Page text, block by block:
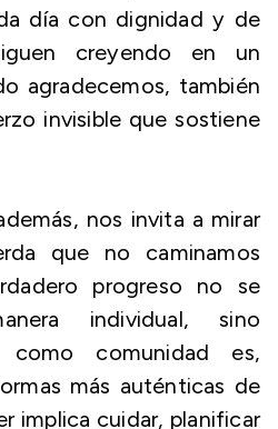
día con dignidad y de
creyendo en un
agradecemos, también
invisible que sostiene
nos invita a mirar
que no caminamos
progreso no se
individual, sino
como comunidad es,
más auténticas de
implica cuidar, planificar